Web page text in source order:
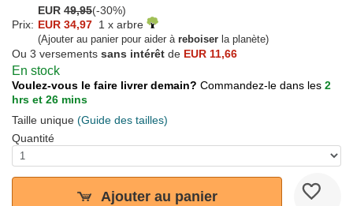
EUR 49,95(-30%)
Prix: EUR 34,97 1 x arbre
(Ajouter au panier pour aider à reboiser la planète)
Ou 3 versements sans intérêt de EUR 11,66
En stock
Voulez-vous le faire livrer demain? Commandez-le dans les 2
hrs et 26 mins
Taille unique (Guide des tailles)
Quantité
Ajouter au panier